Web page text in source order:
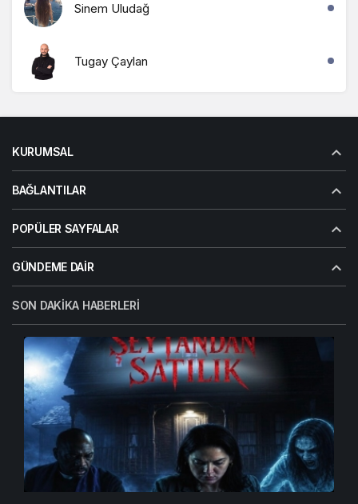
Sinem Uludağ
Tugay Çaylan
KURUMSAL
BAĞLANTILAR
POPÜLER SAYFALAR
GÜNDEME DAIR
SON DAKIKA HABERLERI